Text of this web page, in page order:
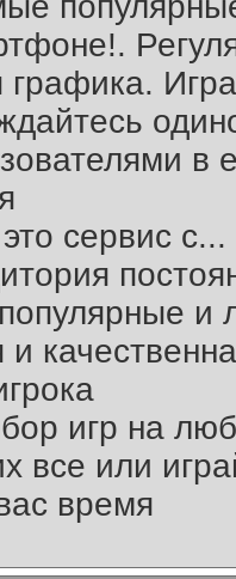
графика.
в
сервис с...
и
игр на
все или
время